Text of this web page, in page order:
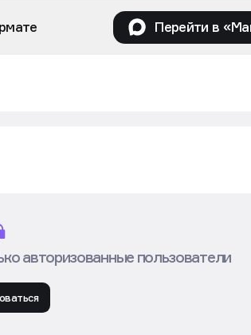
Перейти в
авторизованные пользователи